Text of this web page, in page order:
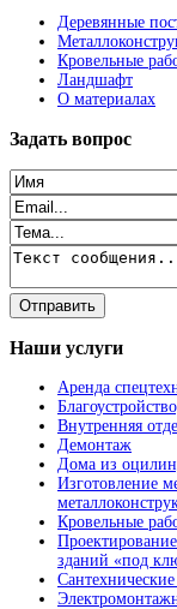
Деревянные
Кровельные
Ландшафт
О материалах
Задать вопрос
Наши услуги
Аренда
Внутренняя
Демонтаж
Дома из
Изготовление
Кровельные
зданий «под